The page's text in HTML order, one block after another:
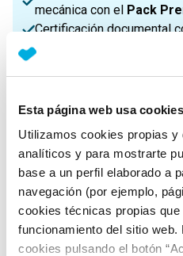
Esta página web usa cookies
Utilizamos cookies propias y
analíticos y para mostrarte
base a un perfil elaborado a
navegación (por ejemplo,
cookies técnicas propias
funcionamiento del sitio
cookies pulsando el botón
mecánica con el Pack
Certificación documental
Potencia
160 Cv